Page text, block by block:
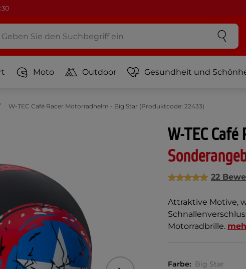
Moto Outdoor Gesundheit und
W-TEC Café Racer Motorradhelm - Big Star (Produktcode: 22433)
W-TEC
22
Attraktive Motive,
Motorradbrille.
Farbe: Big Star